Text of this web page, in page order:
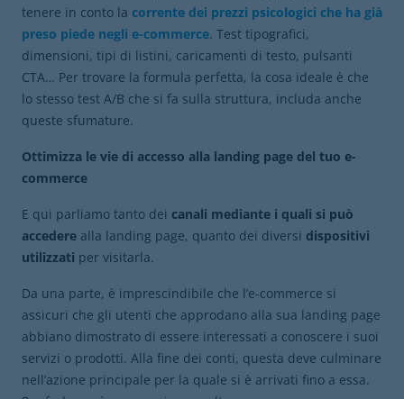
tenere in conto la corrente dei prezzi psicologici che ha già
preso piede negli e-commerce. Test tipografici,
dimensioni, tipi di listini, caricamenti di testo, pulsanti
CTA… Per trovare la formula perfetta, la cosa ideale è che
lo stesso test A/B che si fa sulla struttura, includa anche
queste sfumature.
Ottimizza le vie di accesso alla landing page del tuo e-
commerce
E qui parliamo tanto dei canali mediante i quali si può
accedere alla landing page, quanto dei diversi dispositivi
utilizzati per visitarla.
Da una parte, è imprescindibile che l’e-commerce si
assicuri che gli utenti che approdano alla sua landing page
abbiano dimostrato di essere interessati a conoscere i suoi
servizi o prodotti. Alla fine dei conti, questa deve culminare
nell’azione principale per la quale si è arrivati fino a essa.